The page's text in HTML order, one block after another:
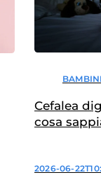
BAMBINI
Cefalea
cosa
2026-06-